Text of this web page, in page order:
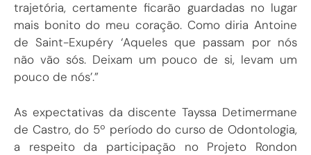
trajetória, certamente ficarão guardadas no lugar
mais bonito do meu coração. Como diria Antoine
de Saint-Exupéry ‘Aqueles que passam por nós
não vão sós. Deixam um pouco de si, levam um
pouco de nós’.”
As expectativas da discente Tayssa Detimermane
de Castro, do 5º período do curso de Odontologia,
a respeito da participação no Projeto Rondon